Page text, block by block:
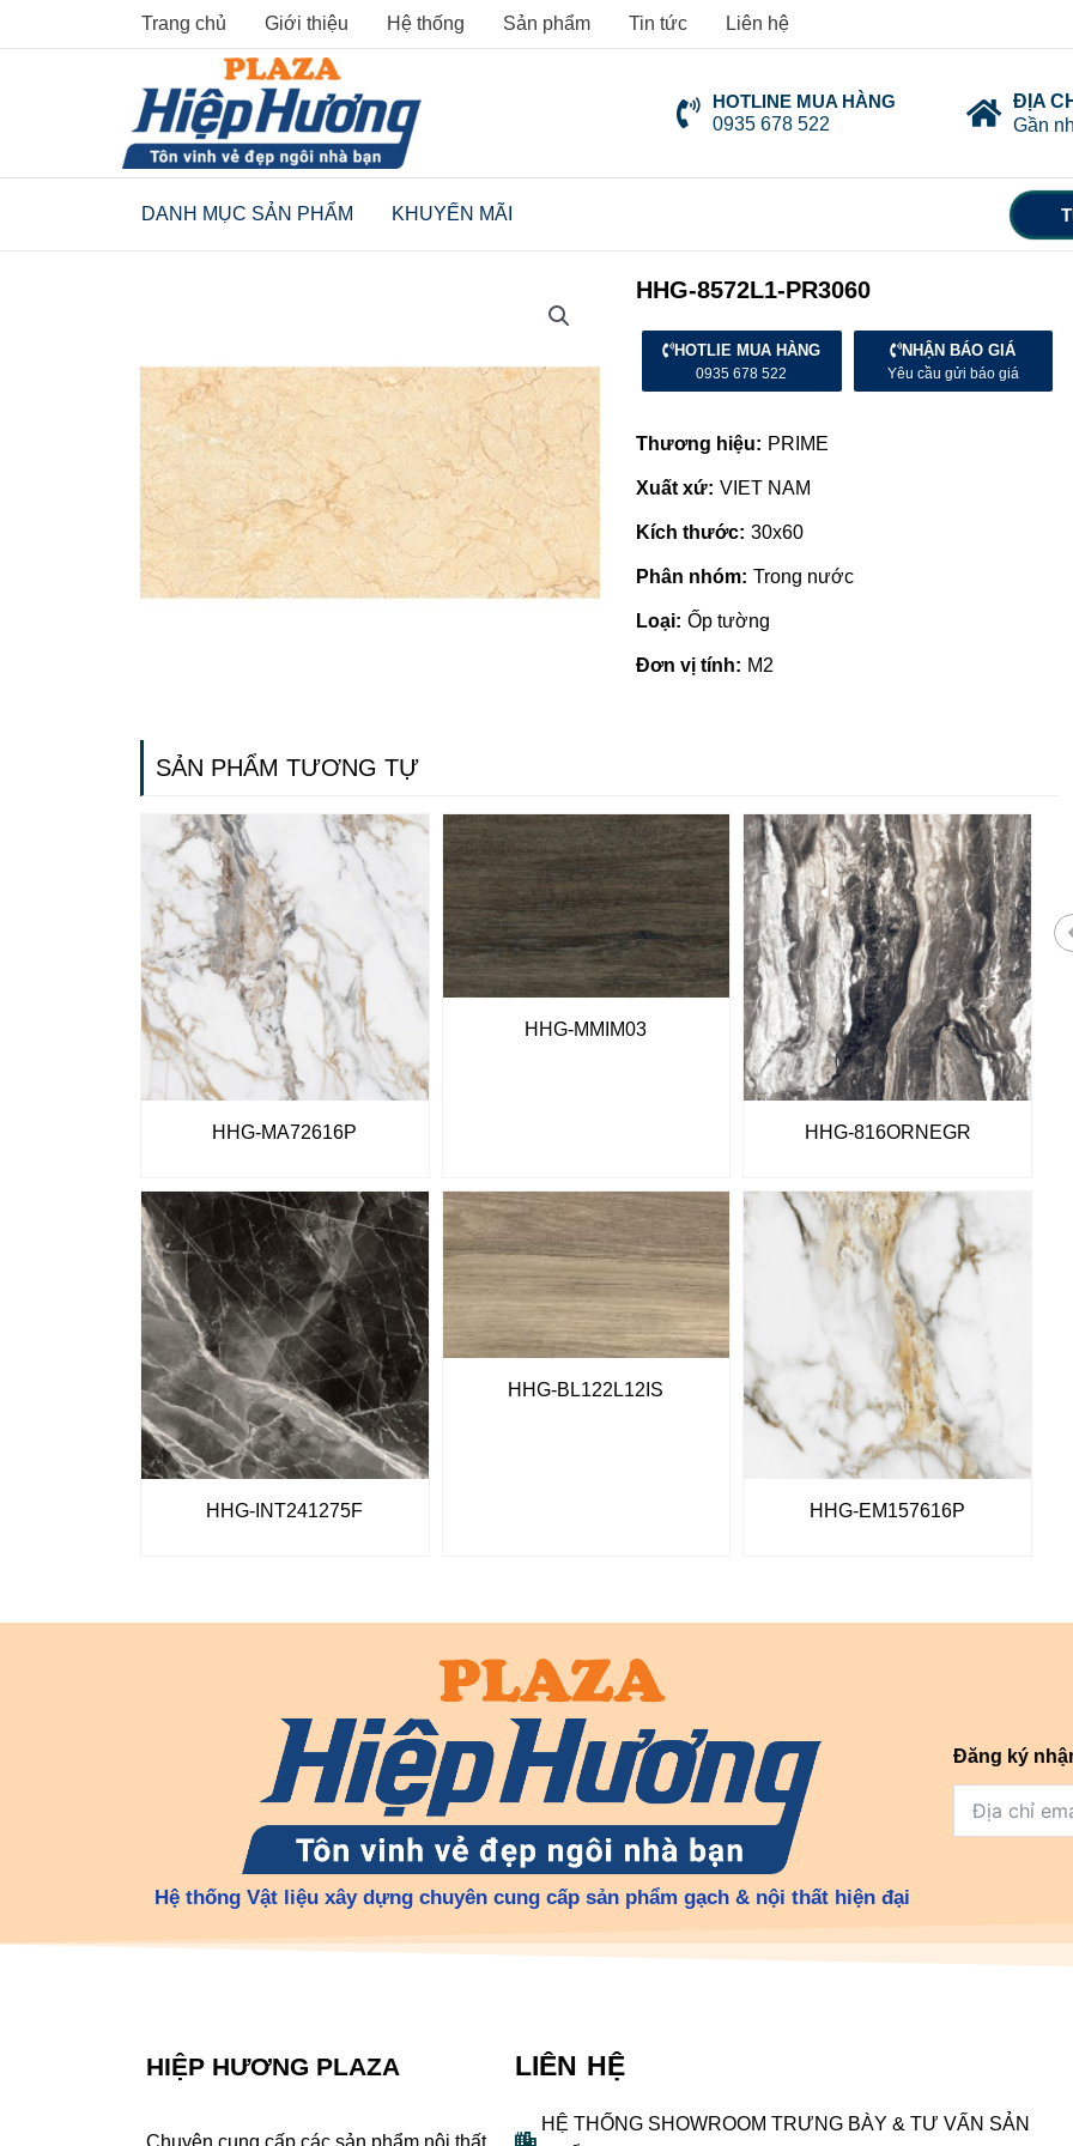
to
Trang chủ Giới thiệu Hệ thống Sản phẩm Tin tức Liên hệ
HOTLINE MUA HÀNG
0935 678 522
ĐỊA
Gần
DANH MỤC SẢN PHẨM KHUYẾN MÃI
HHG-8572L1-PR3060
HOTLIE MUA HÀNG
0935 678 522
NHẬN BÁO GIÁ
Yêu cầu gửi báo giá
Thương hiệu: PRIME
Xuất xứ: VIET NAM
Kích thước: 30x60
Phân nhóm: Trong nước
Loại: Ốp tường
Đơn vị tính: M2
SẢN PHẨM TƯƠNG TỰ
HHG-MA72616P
HHG-MMIM03
HHG-816ORNEGR
HHG-INT241275F
HHG-BL122L12IS
HHG-EM157616P
Gạch ốp lát giá rẻ tại Quảng
Nhà phân phối gạch ngói, sơn
tại Quảng Ngãi
Hệ thống Vật liệu xây dựng chuyên cung cấp sản phẩm gạch & nội thất hiện đại
Đăng ký
HIỆP HƯƠNG PLAZA
Chuyên cung cấp các sản phẩm nội thất
LIÊN HỆ
HỆ THỐNG SHOWROOM TRƯNG BÀY & TƯ VẤN SẢN